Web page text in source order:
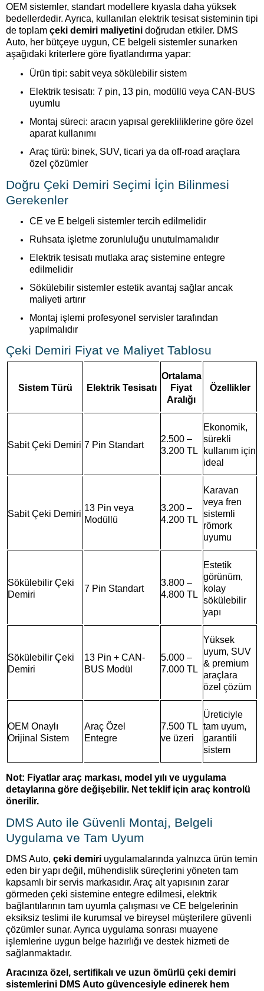
OEM sistemler, standart modellere kıyasla daha yüksek
bedellerdedir. Ayrıca, kullanılan elektrik tesisat sisteminin tipi
de toplam çeki demiri maliyetini doğrudan etkiler. DMS
Auto, her bütçeye uygun, CE belgeli sistemler sunarken
aşağıdaki kriterlere göre fiyatlandırma yapar:
Ürün tipi: sabit veya sökülebilir sistem
Elektrik tesisatı: 7 pin, 13 pin, modüllü veya CAN-BUS
uyumlu
Montaj süreci: aracın yapısal gerekliliklerine göre özel
aparat kullanımı
Araç türü: binek, SUV, ticari ya da off-road araçlara
özel çözümler
Doğru Çeki Demiri Seçimi İçin Bilinmesi
Gerekenler
CE ve E belgeli sistemler tercih edilmelidir
Ruhsata işletme zorunluluğu unutulmamalıdır
Elektrik tesisatı mutlaka araç sistemine entegre
edilmelidir
Sökülebilir sistemler estetik avantaj sağlar ancak
maliyeti artırır
Montaj işlemi profesyonel servisler tarafından
yapılmalıdır
Çeki Demiri Fiyat ve Maliyet Tablosu
Sistem Türü Elektrik Tesisatı
Ortalama
Fiyat
Aralığı
Özellikler
Sabit Çeki Demiri 7 Pin Standart
2.500 –
3.200 TL
Ekonomik,
sürekli
kullanım için
ideal
Sabit Çeki Demiri
13 Pin veya
Modüllü
3.200 –
4.200 TL
Karavan
veya fren
sistemli
römork
uyumu
Sökülebilir Çeki
Demiri
7 Pin Standart
3.800 –
4.800 TL
Estetik
görünüm,
kolay
sökülebilir
yapı
Sökülebilir Çeki
Demiri
13 Pin + CAN-
BUS Modül
5.000 –
7.000 TL
Yüksek
uyum, SUV
& premium
araçlara
özel çözüm
OEM Onaylı
Orijinal Sistem
Araç Özel
Entegre
7.500 TL
ve üzeri
Üreticiyle
tam uyum,
garantili
sistem
Not: Fiyatlar araç markası, model yılı ve uygulama
detaylarına göre değişebilir. Net teklif için araç kontrolü
önerilir.
DMS Auto ile Güvenli Montaj, Belgeli
Uygulama ve Tam Uyum
DMS Auto, çeki demiri uygulamalarında yalnızca ürün temin
eden bir yapı değil, mühendislik süreçlerini yöneten tam
kapsamlı bir servis markasıdır. Araç alt yapısının zarar
görmeden çeki sistemine entegre edilmesi, elektrik
bağlantılarının tam uyumla çalışması ve CE belgelerinin
eksiksiz teslimi ile kurumsal ve bireysel müşterilere güvenli
çözümler sunar. Ayrıca uygulama sonrası muayene
işlemlerine uygun belge hazırlığı ve destek hizmeti de
sağlanmaktadır.
Aracınıza özel, sertifikalı ve uzun ömürlü çeki demiri
sistemlerini DMS Auto güvencesiyle edinerek hem